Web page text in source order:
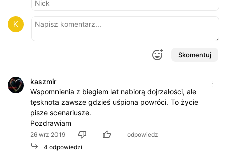
Skomentuj
kaszmir
Wspomnienia z biegiem lat nabiorą dojrzałości, ale
tęsknota zawsze gdzieś uśpiona powróci. To życie
pisze scenariusze.
Pozdrawiam
26 wrz 2019
odpowiedz
4 odpowiedzi